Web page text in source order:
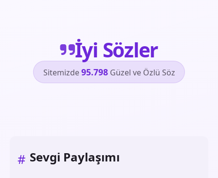
İyi Sözler
Sitemizde95.798Güzel ve Özlü Söz
# Sevgi Paylaşımı